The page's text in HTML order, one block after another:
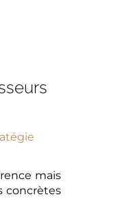
mais
concrètes